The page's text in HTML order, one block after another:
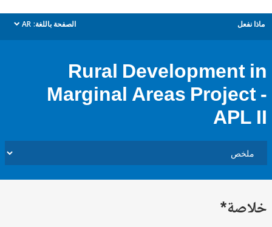
الصفحة باللغة: AR
dropdown
Rural
Marginal Areas